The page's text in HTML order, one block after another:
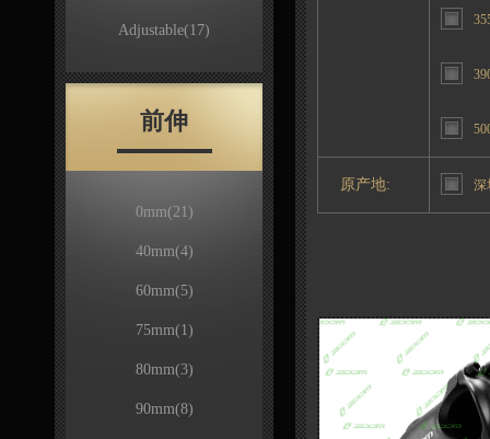
Adjustable(17)
前伸
0mm(21)
40mm(4)
60mm(5)
75mm(1)
80mm(3)
90mm(8)
原产地: 深